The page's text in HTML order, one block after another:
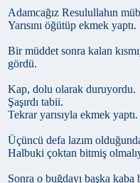
Adamcağız Resulullahın
Yarısını öğütüp ekmek yaptı.
Bir müddet sonra kalan
gördü.
Kap, dolu olarak duruyordu.
Şaşırdı tabii.
Tekrar yarısıyla ekmek yaptı.
Üçüncü defa lazım
Halbuki çoktan bitmiş
Sonra o buğdayı başka